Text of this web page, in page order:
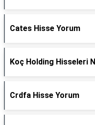
Cates Hisse Yorum
Koç Holding Hisseleri
Crdfa Hisse Yorum